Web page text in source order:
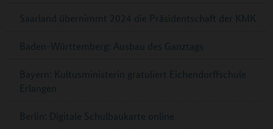
Saarland übernimmt 2024 die Präsidentschaft der KMK
Baden-Württemberg: Ausbau des Ganztags
Bayern: Kultusministerin gratuliert Eichendorffschule
Erlangen
Berlin: Digitale Schulbaukarte online